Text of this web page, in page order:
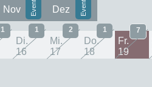
Nov Dez
1
Di.
16
1
Mi.
17
2
Do.
18
1
Fr.
19
7